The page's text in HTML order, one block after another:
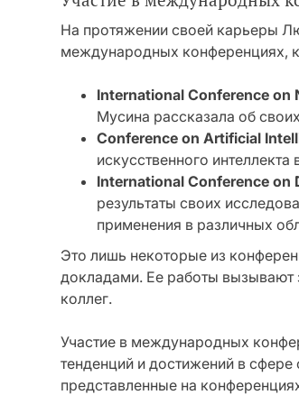
На протяжении своей карьеры
международных конференциях,
International Conference on
Мусина рассказала об
Conference on Artificial
искусственного
International Conference on
результаты своих
применения в различных
Это лишь некоторые из
докладами. Ее работы
коллег.
Участие в международных
тенденций и достижений в
представленные на